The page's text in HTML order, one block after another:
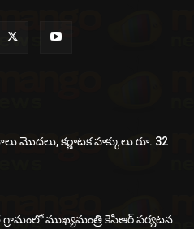
మొదలు, కర్ణాటక హక్కులు రూ. 32
ముఖ్యమంత్రి కెసిఆర్ పర్యటన